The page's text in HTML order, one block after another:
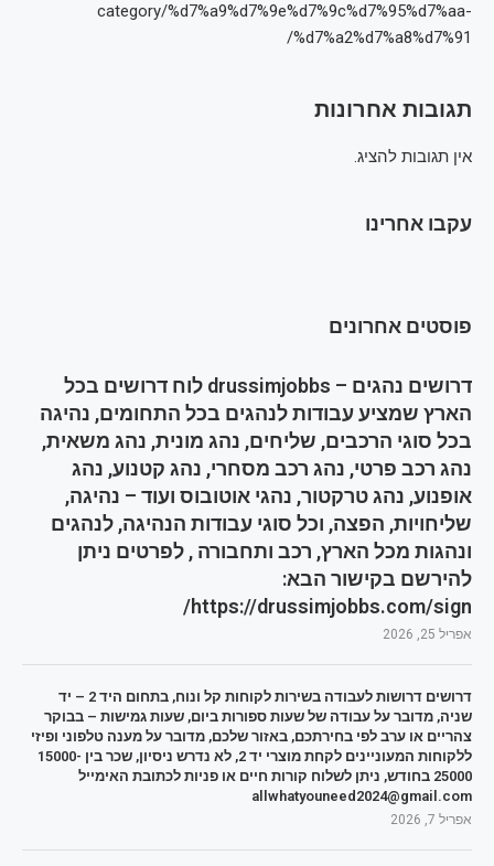
category/%d7%a9%d7%9e%d7%9c%d7%95%d7%aa-
%d7%a2%d7%a8%d7%91/
תגובות אחרונות
אין תגובות להציג.
עקבו אחרינו
פוסטים אחרונים
דרושים נהגים – drussimjobbs לוח דרושים בכל
הארץ שמציע עבודות לנהגים בכל התחומים, נהיגה
בכל סוגי הרכבים, שליחים, נהג מונית, נהג משאית,
נהג רכב פרטי, נהג רכב מסחרי, נהג קטנוע, נהג
אופנוע, נהג טרקטור, נהגי אוטובוס ועוד – נהיגה,
שליחויות, הפצה, וכל סוגי עבודות הנהיגה, לנהגים
ונהגות מכל הארץ, רכב ותחבורה , לפרטים ניתן
להירשם בקישור הבא:
https://drussimjobbs.com/sign/
אפריל 25, 2026
דרושים דרושות לעבודה בשירות לקוחות קל ונוח, בתחום היד 2 – יד
שניה, מדובר על עבודה של שעות ספורות ביום, שעות גמישות – בבוקר
צהריים או ערב לפי בחירתכם, באזור שלכם, מדובר על מענה טלפוני ופיזי
ללקוחות המעוניינים לקחת מוצרי יד 2, לא נדרש ניסיון, שכר בין 15000-
25000 בחודש, ניתן לשלוח קורות חיים או פניות לכתובת האימייל
allwhatyouneed2024@gmail.com
אפריל 7, 2026